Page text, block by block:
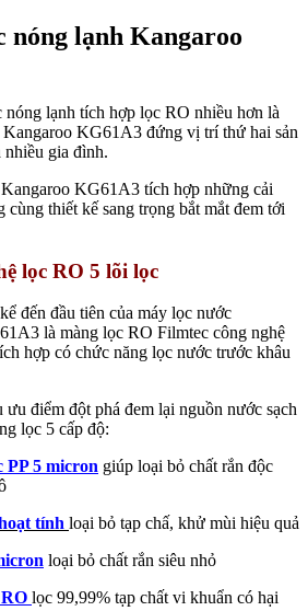
nóng lạnh Kangaroo
lạnh tích hợp lọc RO nhiều hơn là
KG61A3 đứng vị trí thứ hai sản
nhiều gia đình.
KG61A3 tích hợp những cải
thiết kế sang trọng bắt mắt đem tới
lọc RO 5 lõi lọc
đến đầu tiên của máy lọc nước
là màng lọc RO Filmtec công nghệ
hợp có chức năng lọc nước trước khâu
điểm đột phá đem lại nguồn nước sạch
lọc 5 cấp độ:
PP 5 micron giúp loại bỏ chất rắn độc
tính loại bỏ tạp chấ, khử mùi hiệu quả
loại bỏ chất rắn siêu nhỏ
lọc 99,99% tạp chất vi khuẩn có hại